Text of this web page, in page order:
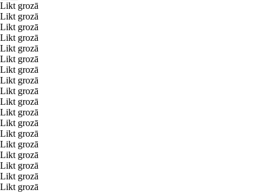
Likt grozā
Likt grozā
Likt grozā
Likt grozā
Likt grozā
Likt grozā
Likt grozā
Likt grozā
Likt grozā
Likt grozā
Likt grozā
Likt grozā
Likt grozā
Likt grozā
Likt grozā
Likt grozā
Likt grozā
Likt grozā